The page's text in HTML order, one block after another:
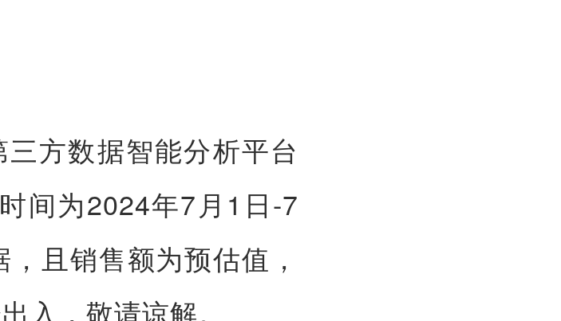
方数据智能分析平台
间为2024年7月1日-7
且销售额为预估值，
入，敬请谅解。